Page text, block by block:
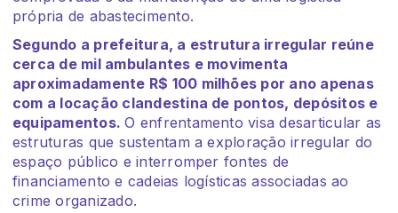
própria de abastecimento.
Segundo a prefeitura, a estrutura irregular reúne
cerca de mil ambulantes e movimenta
aproximadamente R$ 100 milhões por ano apenas
com a locação clandestina de pontos, depósitos e
equipamentos.O enfrentamento visa desarticular as
estruturas que sustentam a exploração irregular do
espaço público e interromper fontes de
financiamento e cadeias logísticas associadas ao
crime organizado.